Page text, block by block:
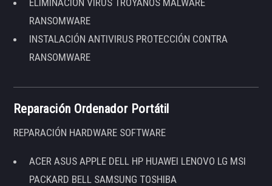
RANSOMWARE
INSTALACIÓN ANTIVIRUS PROTECCIÓN CONTRA
RANSOMWARE
Reparación Ordenador Portátil
REPARACIÓN HARDWARE SOFTWARE
ACER ASUS APPLE DELL HP HUAWEI LENOVO LG MSI
PACKARD BELL SAMSUNG TOSHIBA